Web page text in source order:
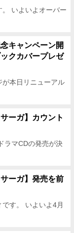
いよいよオーバー
きました。少しで
キャンペーン開
クカバープレゼ
本日リニューアル
事に公開できてよ
ーガ】カウント
ラマCDの発売が決
サーガ」。そのノ
ーガ】発売を前
す。 いよいよ4月
ったのか・・・そ